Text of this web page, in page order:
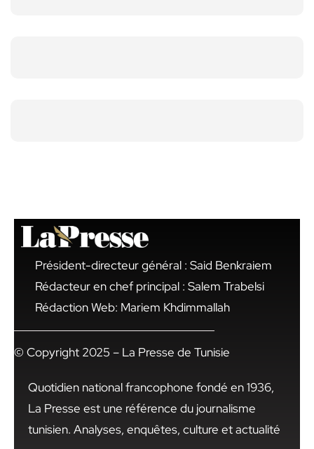
Président-directeur général : Said Benkraiem
Rédacteur en chef principal : Salem Trabelsi
Rédaction Web: Mariem Khdimmallah
© Copyright 2025 – La Presse de Tunisie
Quotidien national francophone fondé en 1936,
La Presse est une référence du journalisme
tunisien. Analyses, enquêtes, culture et actualité